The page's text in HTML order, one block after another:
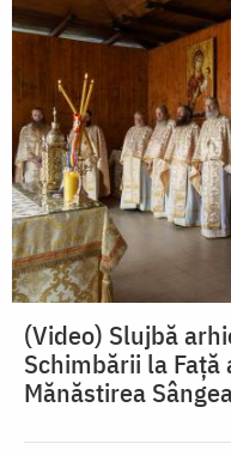
(Video) Slujbă
Schimbării la
Mănăstirea